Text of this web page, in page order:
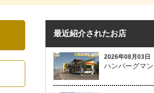
最近紹介されたお店
2026年08月03日
ハンバーグマン